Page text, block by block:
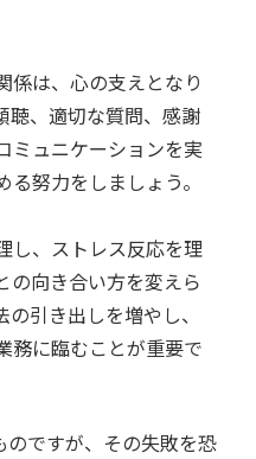
係は、心の支えとなり
聴、適切な質問、感謝
ミュニケーションを実
努力をしましょう。
し、ストレス反応を理
の向き合い方を変えら
引き出しを増やし、
務に臨むことが重要で
ですが、その失敗を恐